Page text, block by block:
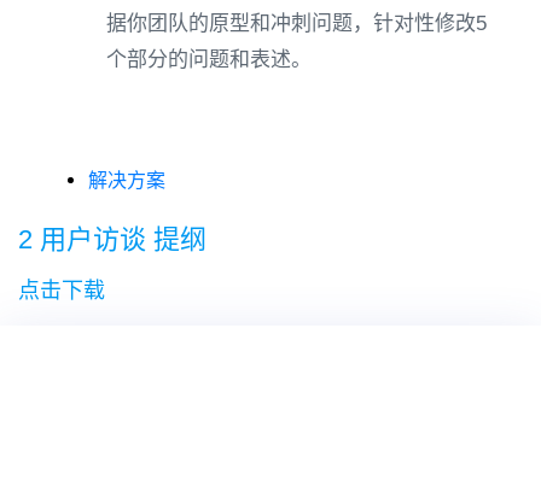
据你团队的原型和冲刺问题，针对性修改5
个部分的问题和表述。
解决方案
2 用户访谈 提纲
点击下载